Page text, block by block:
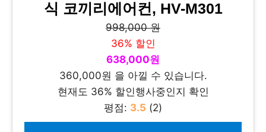
식 코끼리에어컨, HV-M301
998,000 원
36% 할인
638,000원
360,000원 을 아낄 수 있습니다.
현재도 36% 할인행사중인지 확인
평점: 3.5 (2)